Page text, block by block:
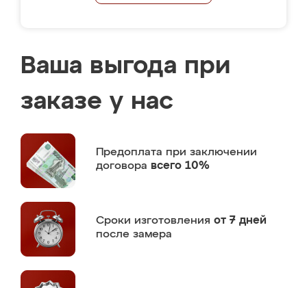
Ваша выгода при
заказе у нас
Предоплата при заключении
договора всего 10%
Сроки изготовления от 7 дней
после замера